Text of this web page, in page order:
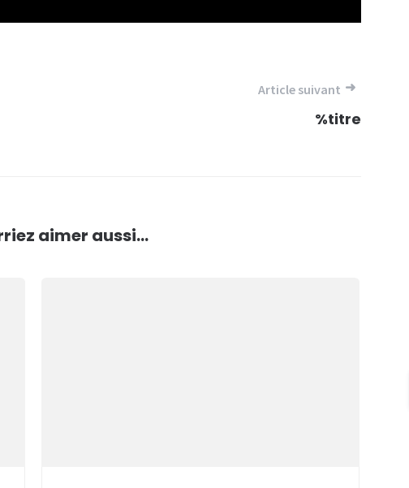
Article suivant
%titre
aimer aussi...